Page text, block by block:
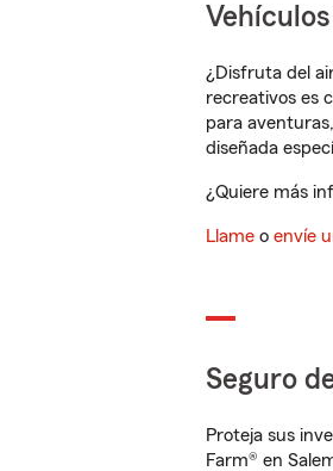
¿Disfruta del
recreativos es
para
diseñada
¿Quiere más
Llame o envíe
Seguro
Proteja sus
Farm® en